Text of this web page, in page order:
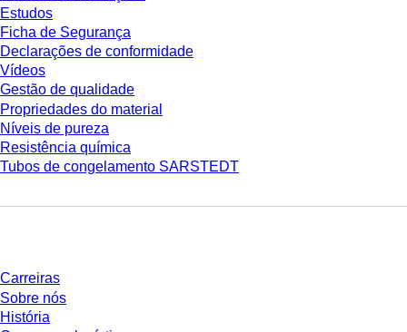
Estudos
Ficha de Segurança
Declarações de conformidade
Vídeos
Gestão de qualidade
Propriedades do material
Níveis de pureza
Resistência química
Tubos de congelamento SARSTEDT
Carreiras
Sobre nós
História